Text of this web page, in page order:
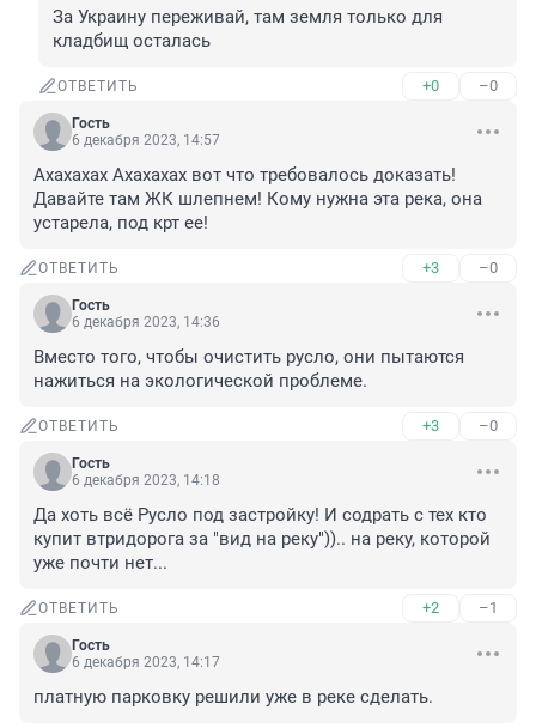
За Украину переживай, там земля только для
кладбищ осталась
ОТВЕТИТЬ +0 –0
Гость
6 декабря 2023, 14:57
Ахахахах Ахахахах вот что требовалось доказать!
Давайте там ЖК шлепнем! Кому нужна эта река, она
устарела, под крт ее!
ОТВЕТИТЬ +3 –0
Гость
6 декабря 2023, 14:36
Вместо того, чтобы очистить русло, они пытаются
нажиться на экологической проблеме.
ОТВЕТИТЬ +3 –0
Гость
6 декабря 2023, 14:18
Да хоть всё Русло под застройку! И содрать с тех кто
купит втридорога за "вид на реку")).. на реку, которой
уже почти нет...
ОТВЕТИТЬ +2 –1
Гость
6 декабря 2023, 14:17
платную парковку решили уже в реке сделать.